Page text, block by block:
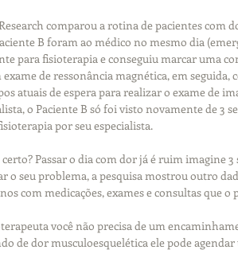
comparou a rotina de pacientes com
B foram ao médico no mesmo dia
para fisioterapia e conseguiu marcar uma
de ressonância magnética, em seguida,
atuais de espera para realizar o exame de
o Paciente B só foi visto novamente de 3
por seu especialista.
Passar o dia com dor já é ruim imagine 3
o seu problema, a pesquisa mostrou outro
com medicações, exames e consultas que o
você não precisa de um
de dor musculoesquelética ele pode